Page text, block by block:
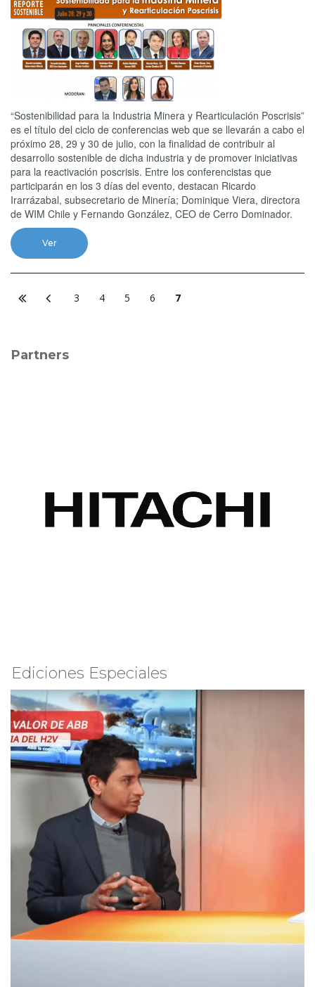
“Sostenibilidad para la Industria Minera y Rearticulación Poscrisis”
es el título del ciclo de conferencias web que se llevarán a cabo el
próximo 28, 29 y 30 de julio, con la finalidad de contribuir al
desarrollo sostenible de dicha industria y de promover iniciativas
para la reactivación poscrisis. Entre los conferencistas que
participarán en los 3 días del evento, destacan Ricardo
Irarrázabal, subsecretario de Minería; Dominique Viera, directora
de WIM Chile y Fernando González, CEO de Cerro Dominador.
Ver
3 4 5 6 7
Partners
Ediciones Especiales